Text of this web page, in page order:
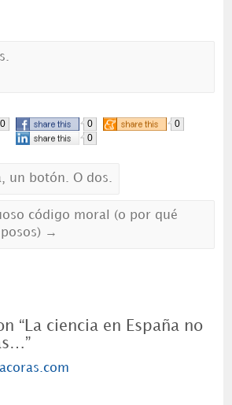
0 0
0
0
un botón. O dos.
código moral (o por qué
→
“La ciencia en España no
”